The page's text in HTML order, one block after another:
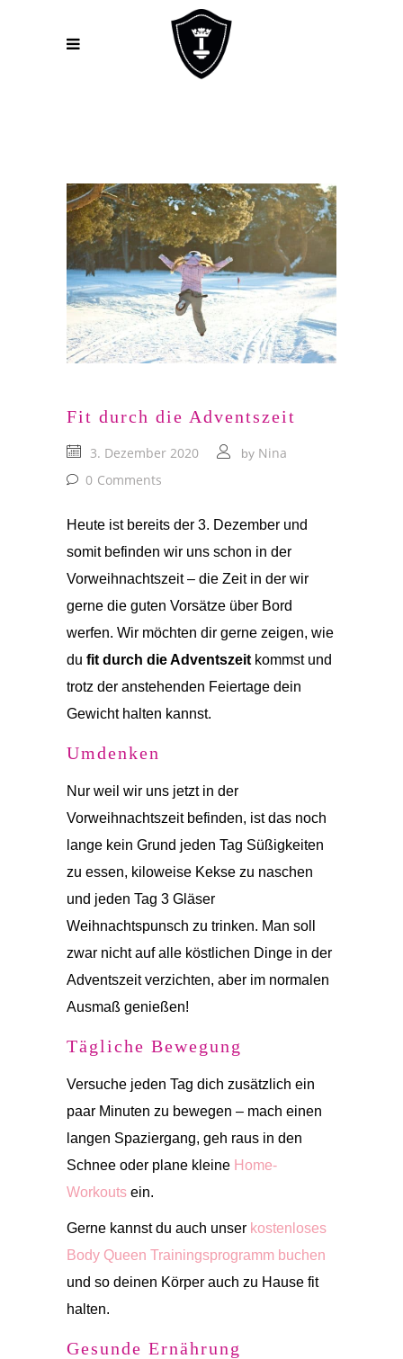
Fit durch die Adventszeit
3. Dezember 2020 by Nina
0 Comments
Heute ist bereits der 3. Dezember und
somit befinden wir uns schon in der
Vorweihnachtszeit – die Zeit in der wir
gerne die guten Vorsätze über Bord
werfen. Wir möchten dir gerne zeigen, wie
du fit durch die Adventszeit kommst und
trotz der anstehenden Feiertage dein
Gewicht halten kannst.
Umdenken
Nur weil wir uns jetzt in der
Vorweihnachtszeit befinden, ist das noch
lange kein Grund jeden Tag Süßigkeiten
zu essen, kiloweise Kekse zu naschen
und jeden Tag 3 Gläser
Weihnachtspunsch zu trinken. Man soll
zwar nicht auf alle köstlichen Dinge in der
Adventszeit verzichten, aber im normalen
Ausmaß genießen!
Tägliche Bewegung
Versuche jeden Tag dich zusätzlich ein
paar Minuten zu bewegen – mach einen
langen Spaziergang, geh raus in den
Schnee oder plane kleine Home-
Workouts ein.
Gerne kannst du auch unser kostenloses
Body Queen Trainingsprogramm buchen
und so deinen Körper auch zu Hause fit
halten.
Gesunde Ernährung